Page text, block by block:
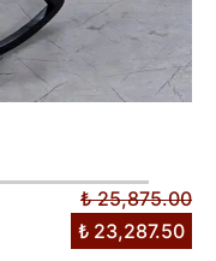
₺ 25,875.00
₺ 23,287.50